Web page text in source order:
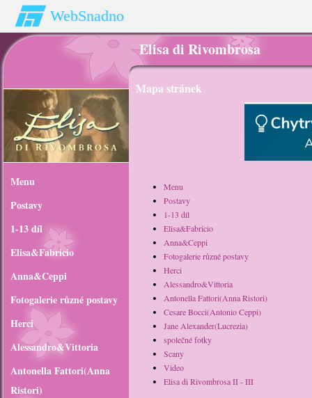
WebSnadno
Elisa di Rivombrosa
Menu
Postavy
1-13 díl
Elisa&Fabricio
Anna&Ceppi
Fotogalerie různé postavy
Herci
Alessandro&Vittoria
Antonella Fattori(Anna
Ristori)
Mapa stránek
Menu
Postavy
1-13 díl
Elisa&Fabricio
Anna&Ceppi
Fotogalerie různé postavy
Herci
Alessandro&Vittoria
Antonella Fattori(Anna Ristori)
Cesare Bocci(Antonio Ceppi)
Jane Alexander(Lucrezia)
společné fotky
Scany
Video
Elisa di Rivombrosa II - III